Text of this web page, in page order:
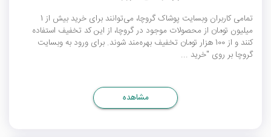
تمامی کاربران وبسایت پوشاک گروچا، می‌توانند برای خرید بیش از 1
میلیون تومان از محصولات موجود در گروچا، از این کد تخفیف استفاده
کنند و از 100 هزار تومان تخفیف بهره‌مند شوند. برای ورود به وبسایت
گروچا بر روی "خرید ...
مشاهده